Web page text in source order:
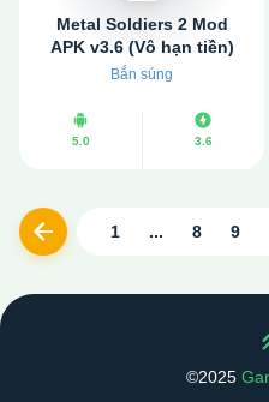
Metal Soldiers 2 Mod
APK v3.6 (Vô hạn tiền)
Bắn súng
5.0 3.6
Previous
1 ... 8 9
©2025